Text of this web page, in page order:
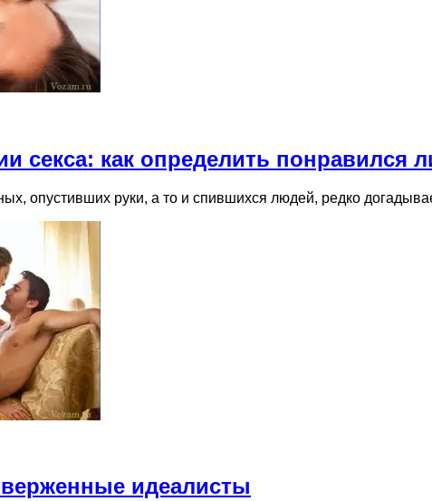
секса: как определить понравился
опустивших руки, а то и спившихся людей, редко
идеалисты